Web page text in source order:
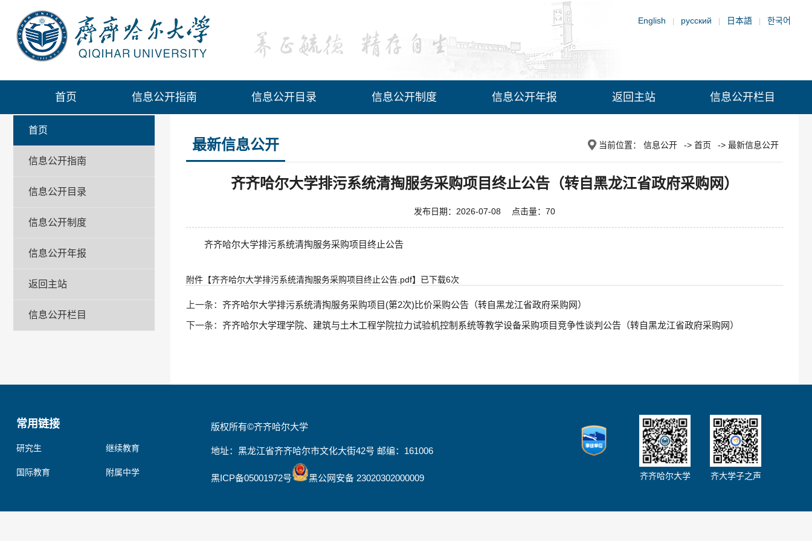
English | русский | 日本語 | 한국어
首页 信息公开指南 信息公开目录 信息公开制度 信息公开年报 返回主站 信息公开栏目
首页
信息公开指南
信息公开目录
信息公开制度
信息公开年报
返回主站
信息公开栏目
最新信息公开 当前位置： 信息公开 -> 首页 -> 最新信息公开
齐齐哈尔大学排污系统清掏服务采购项目终止公告（转自黑龙江省政府采购网）
发布日期：2026-07-08 点击量： 70
齐齐哈尔大学排污系统清掏服务采购项目终止公告
附件【齐齐哈尔大学排污系统清掏服务采购项目终止公告.pdf】已下载6次
上一条： 齐齐哈尔大学排污系统清掏服务采购项目(第2次)比价采购公告（转自黑龙江省政府采购网）
下一条： 齐齐哈尔大学理学院、建筑与土木工程学院拉力试验机控制系统等教学设备采购项目竞争性谈判公告（转自黑龙江省政府采购网）
常用链接
研究生 继续教育
国际教育 附属中学
版权所有©齐齐哈尔大学
地址：黑龙江省齐齐哈尔市文化大街42号 邮编：161006
黑ICP备05001972号 黑公网安备 23020302000009 齐齐哈尔大学 齐大学子之声